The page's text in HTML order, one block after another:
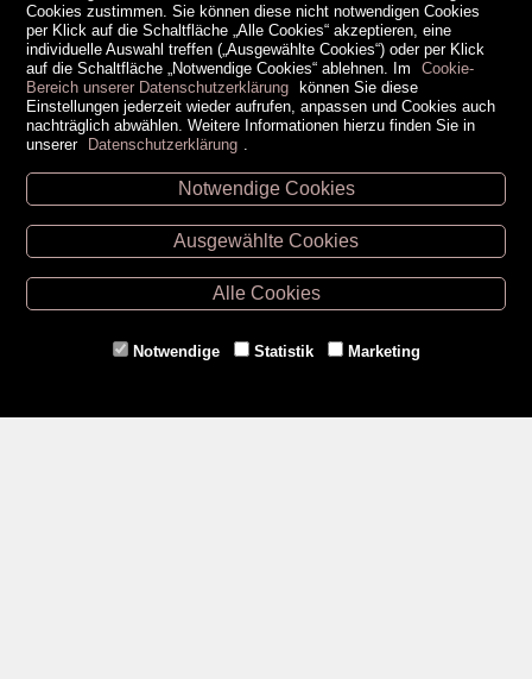
Unsere Öffnungszeiten
Retz -02942/20433
Hollabrunn -02952/30057
Eggenburg -02984/3836
Gmünd -
Cookies zustimmen. Sie können diese nicht notwendigen Cookies
per Klick auf die Schaltfläche „Alle Cookies“ akzeptieren, eine
individuelle Auswahl treffen („Ausgewählte Cookies“) oder per Klick
auf die Schaltfläche „Notwendige Cookies“ ablehnen. Im
Cookie-
Bereich unserer Datenschutzerklärung können Sie diese
Einstellungen jederzeit wieder aufrufen, anpassen und Cookies auch
nachträglich abwählen. Weitere Informationen hierzu finden Sie in
unserer Datenschutzerklärung
Notwendige Cookies
Ausgewählte Cookies
Alle Cookies
Notwendige Statistik Marketing